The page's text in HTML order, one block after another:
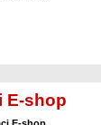
E-shop